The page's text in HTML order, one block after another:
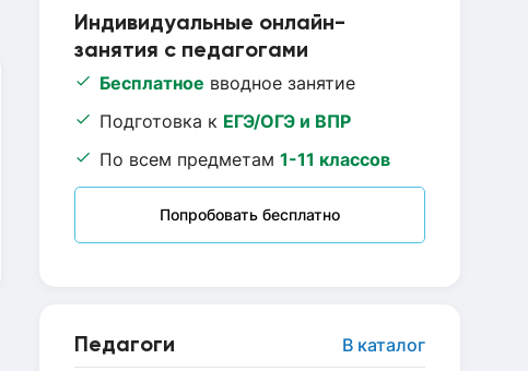
Индивидуальные онлайн-
занятия с педагогами
Бесплатное вводное занятие
Подготовка к ЕГЭ/ОГЭ и ВПР
По всем предметам 1-11 классов
Попробовать бесплатно
Педагоги В каталог